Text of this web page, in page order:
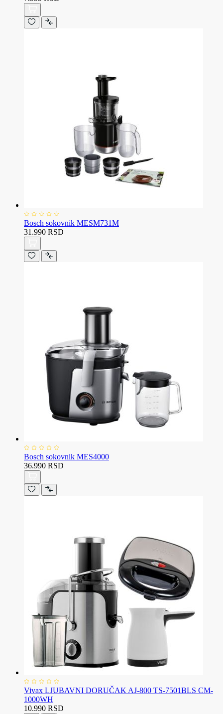
Bosch sokovnik MESM731M
31.990 RSD
Bosch sokovnik MES4000
36.990 RSD
Vivax LJUBAVNI DORUČAK AJ-800 TS-7501BLS CM-
1000WH
10.990 RSD